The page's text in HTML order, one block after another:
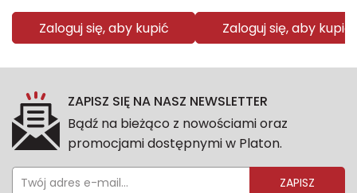
Zaloguj się, aby kupić Zaloguj się, aby kupić
ZAPISZ SIĘ NA NASZ NEWSLETTER
Bądź na bieżąco z nowościami oraz
promocjami dostępnymi w Platon.
ZAPISZ